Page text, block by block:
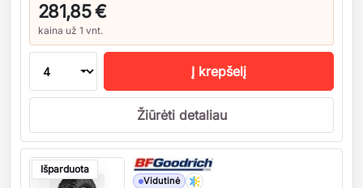
281,85 €
kaina už 1 vnt.
Į krepšelį
Žiūrėti detaliau
Išparduota
Vidutinė
Kiekis